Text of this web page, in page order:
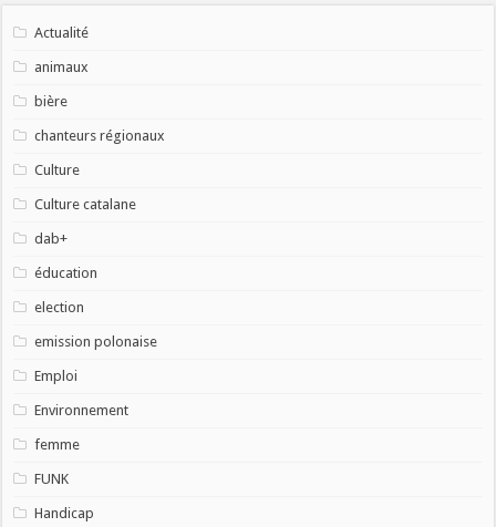
Actualité
animaux
bière
chanteurs régionaux
Culture
Culture catalane
dab+
éducation
election
emission polonaise
Emploi
Environnement
femme
FUNK
Handicap